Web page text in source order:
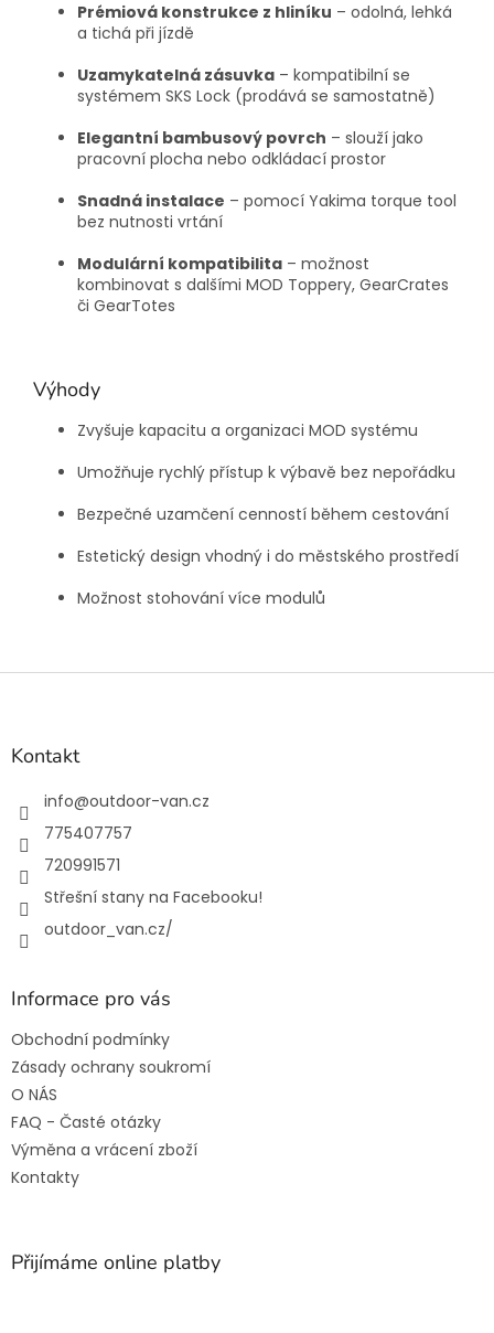
Prémiová konstrukce z hliníku – odolná, lehká
a tichá při jízdě
Uzamykatelná zásuvka – kompatibilní se
systémem SKS Lock (prodává se samostatně)
Elegantní bambusový povrch – slouží jako
pracovní plocha nebo odkládací prostor
Snadná instalace – pomocí Yakima torque tool
bez nutnosti vrtání
Modulární kompatibilita – možnost
kombinovat s dalšími MOD Toppery, GearCrates
či GearTotes
Výhody
Zvyšuje kapacitu a organizaci MOD systému
Umožňuje rychlý přístup k výbavě bez nepořádku
Bezpečné uzamčení cenností během cestování
Estetický design vhodný i do městského prostředí
Možnost stohování více modulů
Z
Kontakt
info@outdoor-van.cz
775407757
720991571
Střešní stany na Facebooku!
outdoor_van.cz/
Informace pro vás
Obchodní podmínky
Zásady ochrany soukromí
O NÁS
FAQ - Časté otázky
Výměna a vrácení zboží
Kontakty
Přijímáme online platby